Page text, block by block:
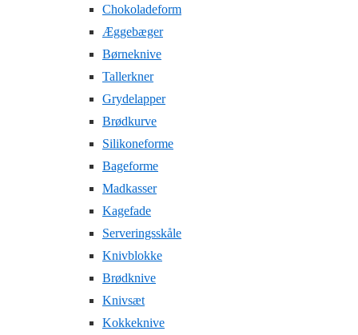
Chokoladeform
Æggebæger
Børneknive
Tallerkner
Grydelapper
Brødkurve
Silikoneforme
Bageforme
Madkasser
Kagefade
Serveringsskåle
Knivblokke
Brødknive
Knivsæt
Kokkeknive